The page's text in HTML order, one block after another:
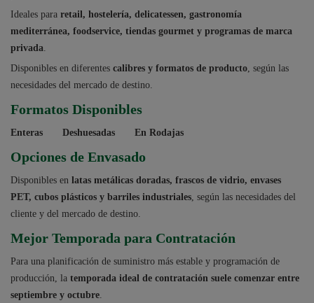
Ideales para retail, hostelería, delicatessen, gastronomía
mediterránea, foodservice, tiendas gourmet y programas de marca
privada.
Disponibles en diferentes calibres y formatos de producto, según las
necesidades del mercado de destino.
Formatos Disponibles
Enteras Deshuesadas En Rodajas
Opciones de Envasado
Disponibles en latas metálicas doradas, frascos de vidrio, envases
PET, cubos plásticos y barriles industriales, según las necesidades del
cliente y del mercado de destino.
Mejor Temporada para Contratación
Para una planificación de suministro más estable y programación de
producción, la temporada ideal de contratación suele comenzar entre
septiembre y octubre.